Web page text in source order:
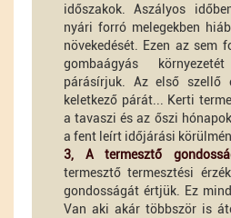
időszakok. Aszályos
nyári forró melegekben
növekedését. Ezen az sem
gombaágyás
párásírjuk. Az első
keletkező párát... Kerti
a tavaszi és az őszi
a fent leírt időjárási
3, A termesztő
termesztő termesztési
gondosságát értjük. Ez
Van aki akár többször is